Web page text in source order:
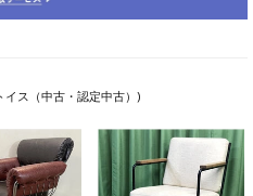
イス（中古・認定中古）)